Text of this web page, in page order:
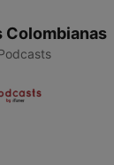
Colombianas